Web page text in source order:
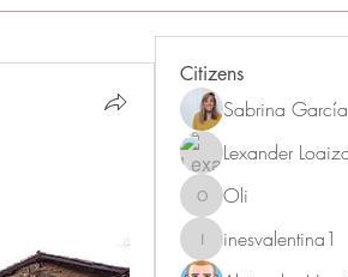
Citizens
Sabrina García
Oli Oli
inesvalentina1
inesvalentina1